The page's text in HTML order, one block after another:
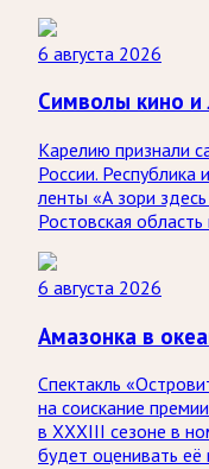
6 августа 2026
Символы кино и
Карелию признали
России. Республика
ленты «А зори
Ростовская область
6 августа 2026
Амазонка в
Спектакль
на соискание
в XXXIII сезоне в
будет оценивать её